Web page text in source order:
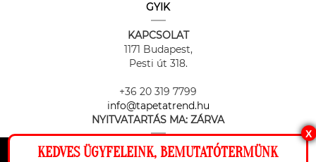
GYIK
KAPCSOLAT
1171 Budapest,
Pesti út 318.
+36 20 319 7799
info@tapetatrend.hu
NYITVATARTÁS MA: ZÁRVA
X
KEDVES ÜGYFELEINK, BEMUTATÓTERMÜNK